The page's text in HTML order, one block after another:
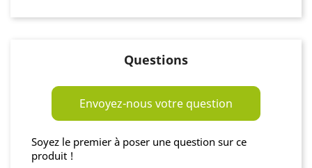
Questions
Envoyez-nous votre question
Soyez le premier à poser une question sur ce
produit !